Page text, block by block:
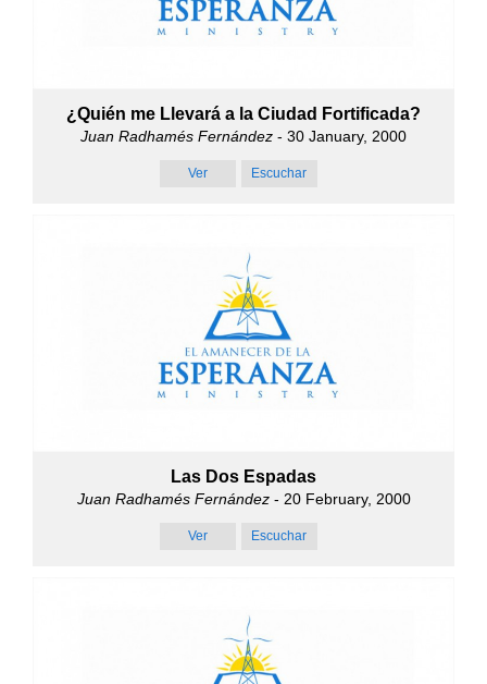
¿Quién me Llevará a la Ciudad Fortificada?
Juan Radhamés Fernández - 30 January, 2000
Ver Escuchar
Las Dos Espadas
Juan Radhamés Fernández- 20 February, 2000
Ver Escuchar